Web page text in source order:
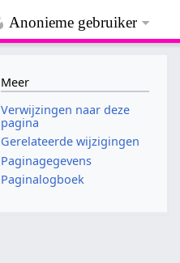
Anonieme gebruiker
Meer
Verwijzingen naar deze
pagina
Gerelateerde wijzigingen
Paginagegevens
Paginalogboek